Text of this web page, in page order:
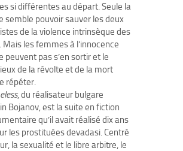
si différentes au départ. Seule la
semble pouvoir sauver les deux
de la violence intrinsèque des
les femmes à l’innocence
peuvent pas s’en sortir et le
de la révolte et de la mort
répéter.
, du réalisateur bulgare
Bojanov, est la suite en fiction
qu’il avait réalisé dix ans
les prostituées devadasi. Centré
la sexualité et le libre arbitre, le